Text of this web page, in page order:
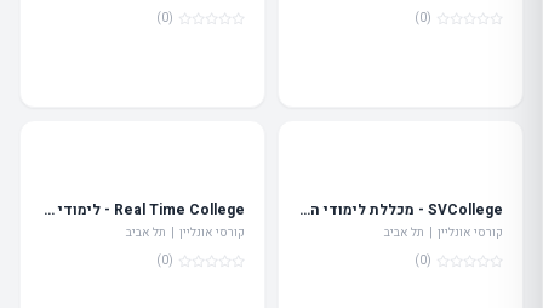
(0)
(0)
SVCollege - מכללת לימודי הייטק
קורסי אונליין | תל אביב
(0)
Real Time College - לימודי היייטק בחברת פיתוח אמיתית
קורסי אונליין | תל אביב
(0)